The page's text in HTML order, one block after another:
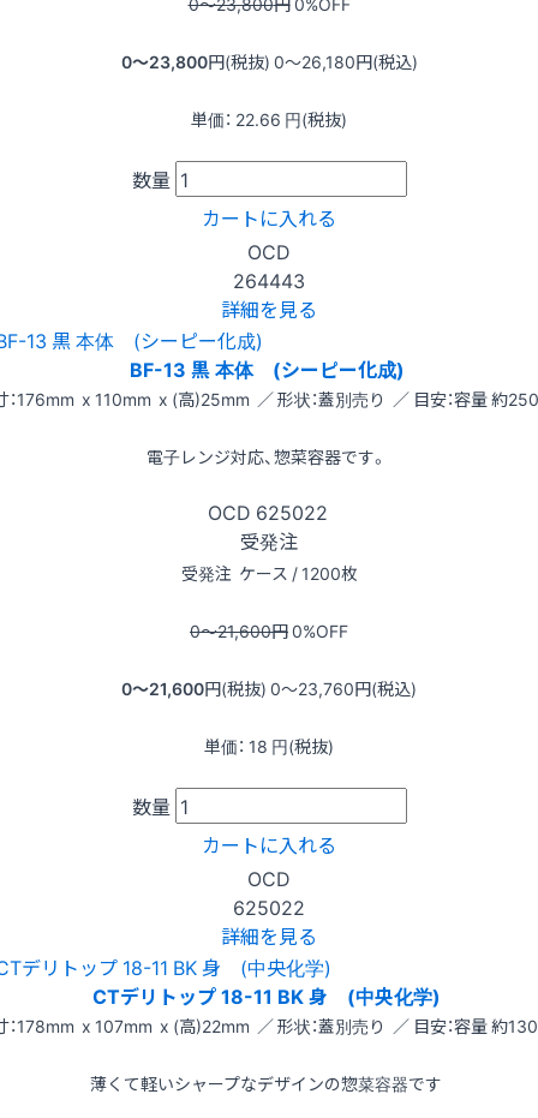
0〜23,800円(税抜) 0〜26,180円(税込)
単価： 22.66 円(税抜)
数量
カートに入れる
OCD
264443
詳細を見る
BF-13 黒 本体 (シーピー化成)
：176mm x 110mm x (高)25mm ／ 形状：蓋別売り ／ 目安：容量 約
電子レンジ対応、惣菜容器です。
OCD 625022
受発注
受発注 ケース / 1200枚
0〜21,600円0%OFF
0〜21,600円(税抜) 0〜23,760円(税込)
単価： 18 円(税抜)
数量
カートに入れる
OCD
625022
詳細を見る
CTデリトップ 18-11 BK 身 (中央化学)
：178mm x 107mm x (高)22mm ／ 形状：蓋別売り ／ 目安：容量 約
薄くて軽いシャープなデザインの惣菜容器です